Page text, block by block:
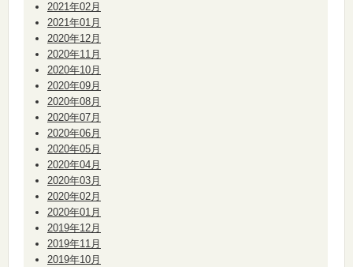
2021年02月
2021年01月
2020年12月
2020年11月
2020年10月
2020年09月
2020年08月
2020年07月
2020年06月
2020年05月
2020年04月
2020年03月
2020年02月
2020年01月
2019年12月
2019年11月
2019年10月